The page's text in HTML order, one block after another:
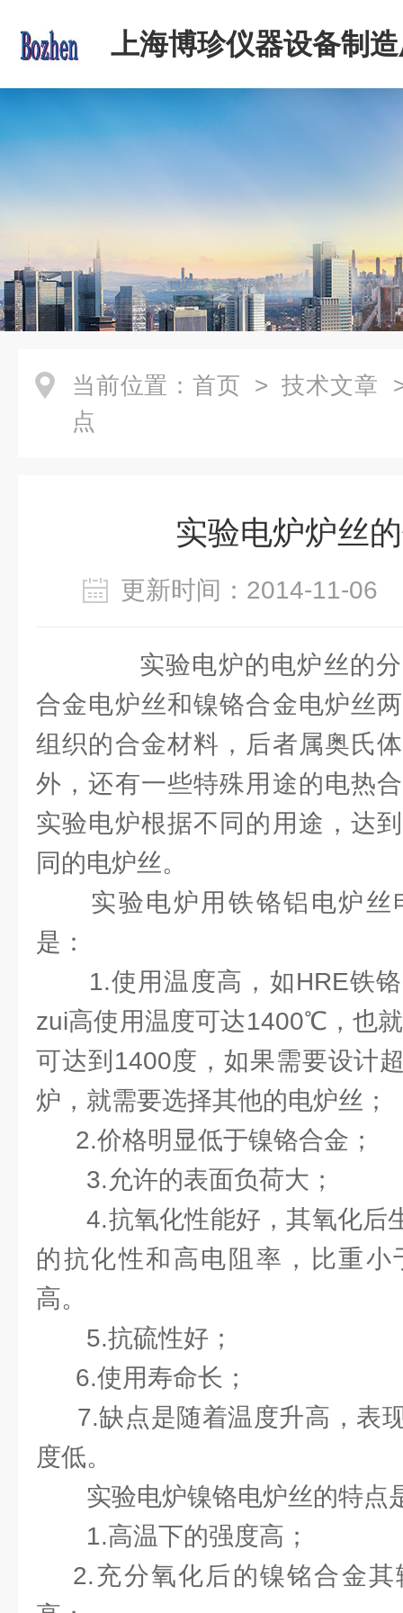
上海博珍仪器设备制
当前位置： 首页 > 技术文章
点
实验电炉炉丝
更新时间：2014-11-
实验电炉的电炉丝的分
合金电炉丝和镍铬合金电炉丝
组织的合金材料，后者属奥氏
外，还有一些特殊用途的电热
实验电炉根据不同的用途，达
同的电炉丝。
实验电炉用铁铬铝电炉丝
是：
1.使用温度高，如HRE铁铬
zui高使用温度可达1400℃，也
可达到1400度，如果需要设计
炉，就需要选择其他的电炉丝；
2.价格明显低于镍铬合金；
3.允许的表面负荷大；
4.抗氧化性能好，其氧化后
的抗化性和高电阻率，比重
高。
5.抗硫性好；
6.使用寿命长；
7.缺点是随着温度升高，表
度低。
实验电炉镍铬电炉丝的特点
1.高温下的强度高；
2.充分氧化后的镍铭合金其